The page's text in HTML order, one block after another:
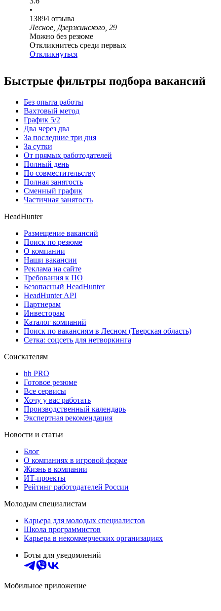
•
13894 отзыва
Лесное, Дзержинского, 29
Можно без резюме
Откликнитесь среди первых
Откликнуться
Быстрые фильтры подбора вакансий
Без опыта работы
Вахтовый метод
График 5/2
Два через два
За последние три дня
За сутки
От прямых работодателей
Полный день
По совместительству
Полная занятость
Сменный график
Частичная занятость
HeadHunter
Размещение вакансий
Поиск по резюме
О компании
Наши вакансии
Реклама на сайте
Требования к ПО
Безопасный HeadHunter
HeadHunter API
Партнерам
Инвесторам
Каталог компаний
Поиск по вакансиям в Лесном (Тверская область)
Сетка: соцсеть для нетворкинга
Соискателям
hh PRO
Готовое резюме
Все сервисы
Хочу у вас работать
Производственный календарь
Экспертная рекомендация
Новости и статьи
Блог
О компаниях в игровой форме
Жизнь в компании
ИТ-проекты
Рейтинг работодателей России
Молодым специалистам
Карьера для молодых специалистов
Школа программистов
Карьера в некоммерческих организациях
Боты для уведомлений
Мобильное приложение